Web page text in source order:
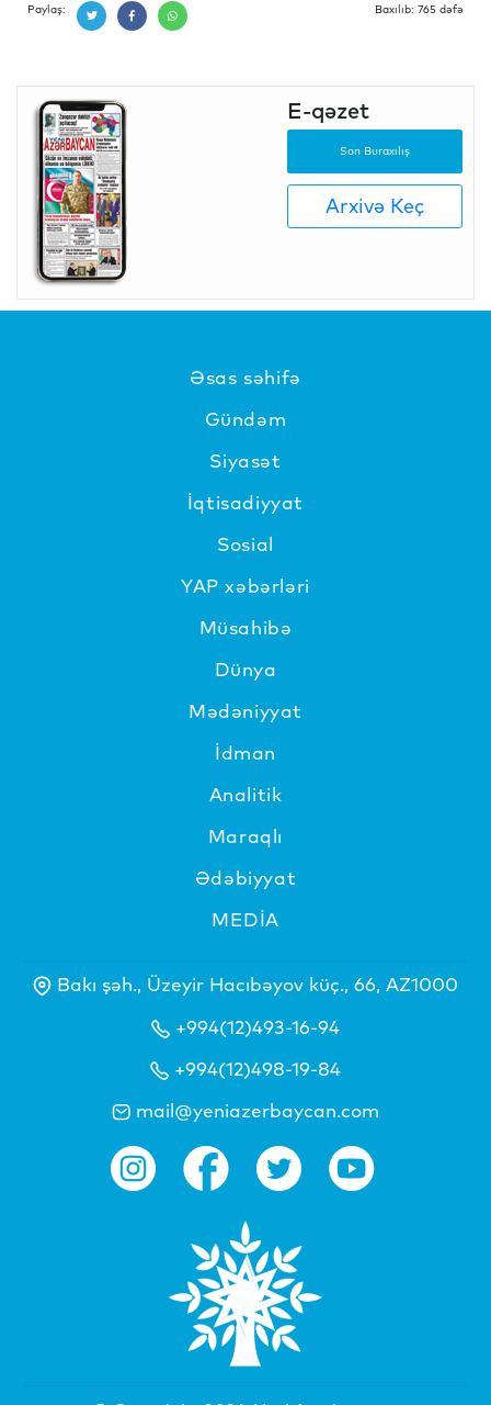
Paylaş: Baxılıb: 765 dəfə
E-qəzet
Son Buraxılış
Arxivə Keç
Əsas səhifə
Gündəm
Siyasət
İqtisadiyyat
Sosial
YAP xəbərləri
Müsahibə
Dünya
Mədəniyyat
İdman
Analitik
Maraqlı
Ədəbiyyat
MEDİA
Bakı şəh., Üzeyir Hacıbəyov küç., 66, AZ1000
+994(12)493-16-94
+994(12)498-19-84
mail@yeniazerbaycan.com